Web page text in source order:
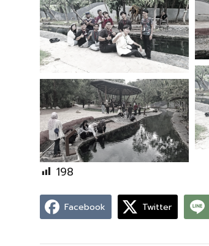
198
Facebook Twitter